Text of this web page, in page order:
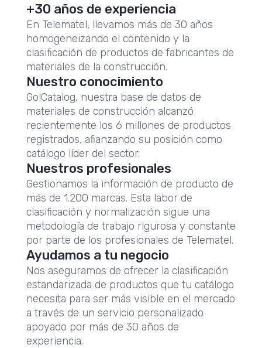
+30 años de experiencia
En Telematel, llevamos más de 30 años
homogeneizando el contenido y la
clasificación de productos de fabricantes de
materiales de la construcción.
Nuestro conocimiento
Go!Catalog, nuestra base de datos de
materiales de construcción alcanzó
recientemente los 6 millones de productos
registrados, afianzando su posición como
catálogo líder del sector.
Nuestros profesionales
Gestionamos la información de producto de
más de 1.200 marcas. Esta labor de
clasificación y normalización sigue una
metodología de trabajo rigurosa y constante
por parte de los profesionales de Telematel.
Ayudamos a tu negocio
Nos aseguramos de ofrecer la clasificación
estandarizada de productos que tu catálogo
necesita para ser más visible en el mercado
a través de un servicio personalizado
apoyado por más de 30 años de
experiencia.